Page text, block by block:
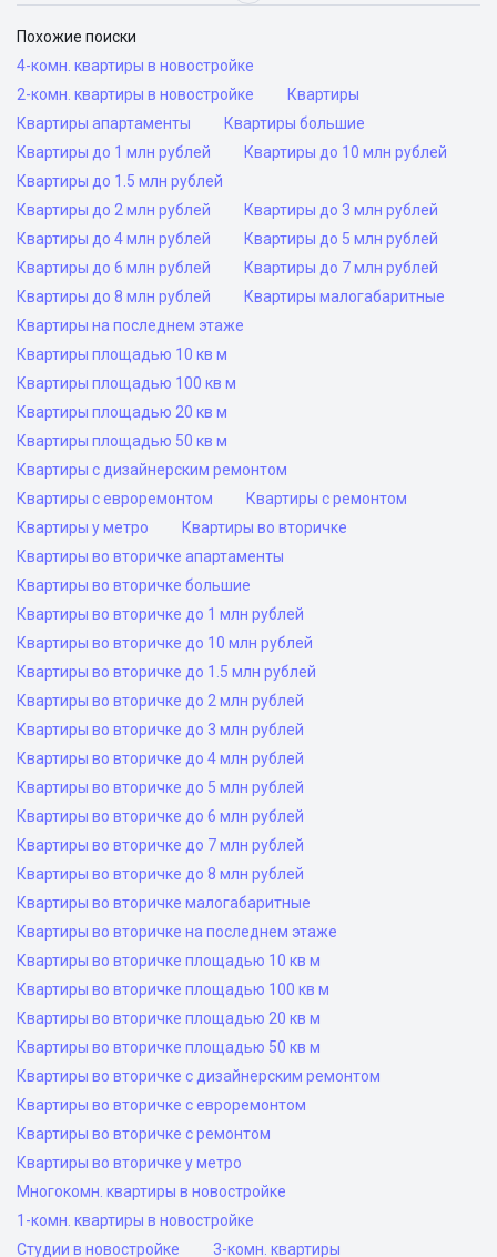
Похожие поиски
4-комн. квартиры в новостройке
2-комн. квартиры в новостройке
Квартиры
Квартиры апартаменты
Квартиры большие
Квартиры до 1 млн рублей
Квартиры до 10 млн рублей
Квартиры до 1.5 млн рублей
Квартиры до 2 млн рублей
Квартиры до 3 млн рублей
Квартиры до 4 млн рублей
Квартиры до 5 млн рублей
Квартиры до 6 млн рублей
Квартиры до 7 млн рублей
Квартиры до 8 млн рублей
Квартиры малогабаритные
Квартиры на последнем этаже
Квартиры площадью 10 кв м
Квартиры площадью 100 кв м
Квартиры площадью 20 кв м
Квартиры площадью 50 кв м
Квартиры с дизайнерским ремонтом
Квартиры с евроремонтом
Квартиры с ремонтом
Квартиры у метро
Квартиры во вторичке
Квартиры во вторичке апартаменты
Квартиры во вторичке большие
Квартиры во вторичке до 1 млн рублей
Квартиры во вторичке до 10 млн рублей
Квартиры во вторичке до 1.5 млн рублей
Квартиры во вторичке до 2 млн рублей
Квартиры во вторичке до 3 млн рублей
Квартиры во вторичке до 4 млн рублей
Квартиры во вторичке до 5 млн рублей
Квартиры во вторичке до 6 млн рублей
Квартиры во вторичке до 7 млн рублей
Квартиры во вторичке до 8 млн рублей
Квартиры во вторичке малогабаритные
Квартиры во вторичке на последнем этаже
Квартиры во вторичке площадью 10 кв м
Квартиры во вторичке площадью 100 кв м
Квартиры во вторичке площадью 20 кв м
Квартиры во вторичке площадью 50 кв м
Квартиры во вторичке с дизайнерским ремонтом
Квартиры во вторичке с евроремонтом
Квартиры во вторичке с ремонтом
Квартиры во вторичке у метро
Многокомн. квартиры в новостройке
1-комн. квартиры в новостройке
Студии в новостройке
3-комн. квартиры